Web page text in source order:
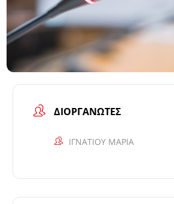
ΑΊΤΗΣΗ – ΚΑΝΟΝΙΣΜΌΣ
ΔΙΟΡΓΑΝΩΤΈΣ
ΙΓΝΑΤΙΟΥ ΜΑΡΙΑ